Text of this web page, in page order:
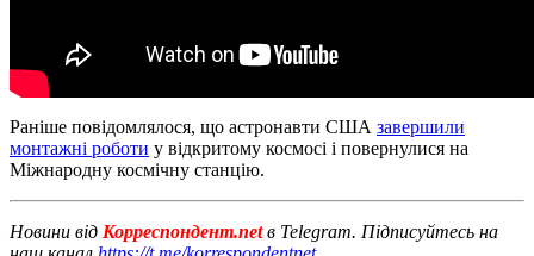
Раніше повідомлялося, що астронавти США завершили
монтажні роботи у відкритому космосі і повернулися на
Міжнародну космічну станцію.
Новини від Корреспондент.netв Telegram. Підписуйтесь на